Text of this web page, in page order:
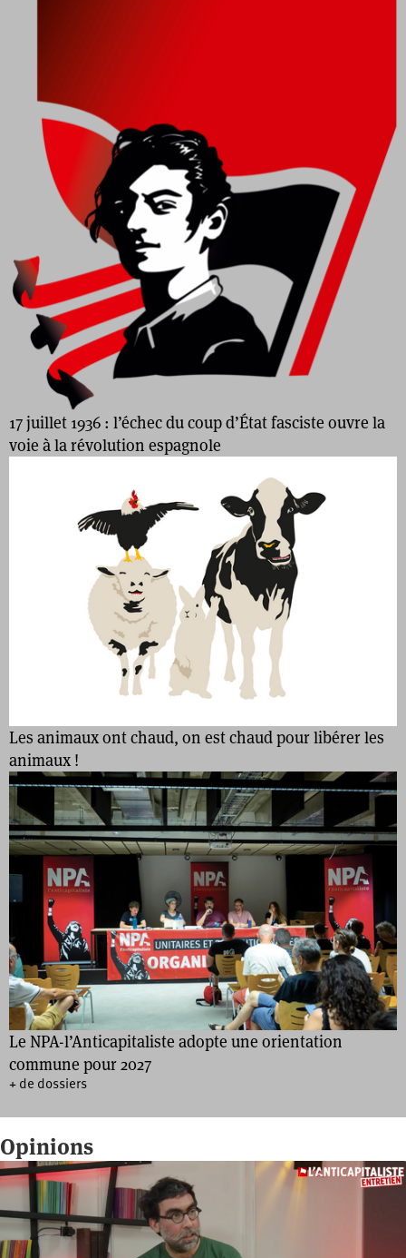
17 juillet 1936 : l’échec du coup d’État fasciste ouvre la
voie à la révolution espagnole
Les animaux ont chaud, on est chaud pour libérer les
animaux !
Le NPA-l’Anticapitaliste adopte une orientation
commune pour 2027
+ de dossiers
Opinions